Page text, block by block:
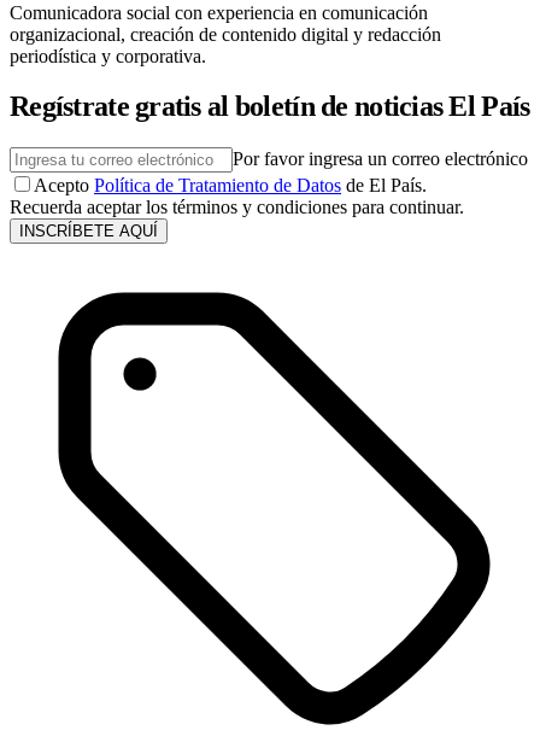
Comunicadora social con experiencia en comunicación
organizacional, creación de contenido digital y redacción
periodística y corporativa.
Regístrate gratis al boletín de noticias El País
Por favor ingresa un correo electrónico
Acepto Política de Tratamiento de Datos de El País.
Recuerda aceptar los términos y condiciones para continuar.
INSCRÍBETE AQUÍ